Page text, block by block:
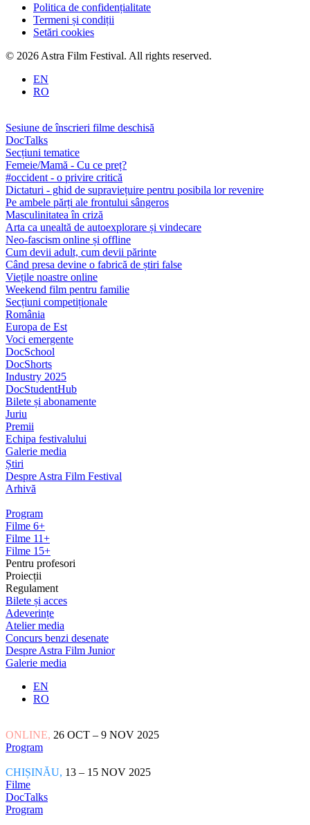
Politica de confidențialitate
Termeni și condiții
Setări cookies
© 2026 Astra Film Festival. All rights reserved.
EN
RO
Sesiune de înscrieri filme deschisă
DocTalks
Secțiuni tematice
Femeie/Mamă - Cu ce preț?
#occident - o privire critică
Dictaturi - ghid de supraviețuire pentru posibila lor revenire
Pe ambele părți ale frontului sângeros
Masculinitatea în criză
Arta ca unealtă de autoexplorare și vindecare
Neo-fascism online și offline
Cum devii adult, cum devii părinte
Când presa devine o fabrică de știri false
Viețile noastre online
Weekend film pentru familie
Secțiuni competiționale
România
Europa de Est
Voci emergente
DocSchool
DocShorts
Industry 2025
DocStudentHub
Bilete și abonamente
Juriu
Premii
Echipa festivalului
Galerie media
Știri
Despre Astra Film Festival
Arhivă
Program
Filme 6+
Filme 11+
Filme 15+
Pentru profesori
Proiecții
Regulament
Bilete și acces
Adeverințe
Atelier media
Concurs benzi desenate
Despre Astra Film Junior
Galerie media
EN
RO
ONLINE, 26 OCT – 9 NOV 2025
Program
CHIȘINĂU, 13 – 15 NOV 2025
Filme
DocTalks
Program